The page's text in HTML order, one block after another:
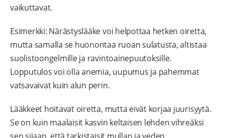
vaikuttavat.
Esimerkki: Närästyslääke voi helpottaa hetken oiretta,
mutta samalla se huonontaa ruoan sulatusta, altistaa
suolistoongelmille ja ravintoainepuutoksille.
Lopputulos voi olla anemia, uupumus ja pahemmat
vatsavaivat kuin alun perin.
Lääkkeet hoitavat oiretta, mutta eivät korjaa juurisyytä.
Se on kuin maalaisit kasvin keltaisen lehden vihreäksi